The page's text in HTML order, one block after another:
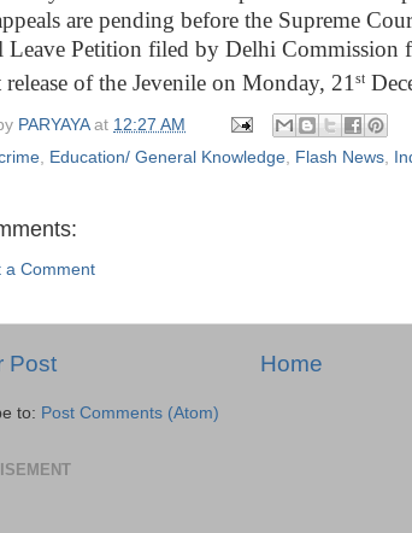
are pending before the Supreme
Leave Petition filed by Delhi Commission
release of the Jevenile on Monday, 21 st
PARYAYA at 12:27 AM
, Education/ General Knowledge, Flash News,
a Comment
Post Home
to: Post Comments (Atom)